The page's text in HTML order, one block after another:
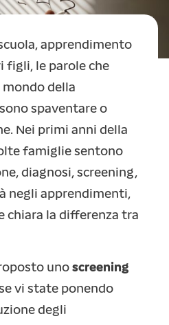
apprendimento
figli, le parole che
della
spaventare o
Nei primi anni della
famiglie sentono
diagnosi, screening,
negli apprendimenti,
chiara la differenza tra
uno screening
vi state ponendo
degli